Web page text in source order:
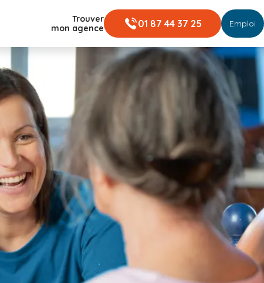
Trouver
mon agence
01 87 44 37 25 Emploi